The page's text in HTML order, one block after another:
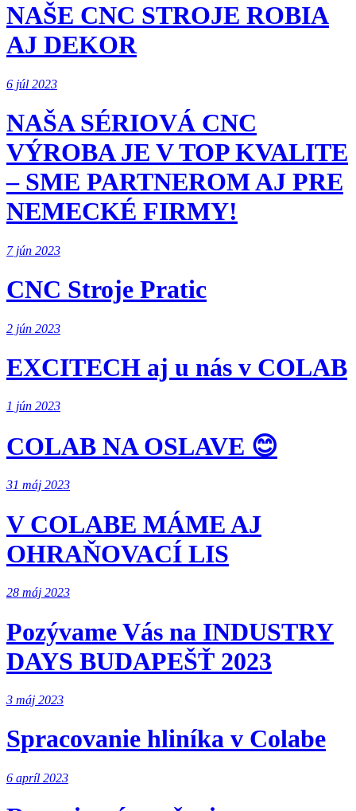
NAŠE CNC STROJE ROBIA
AJ DEKOR
6 júl 2023
NAŠA SÉRIOVÁ CNC
VÝROBA JE V TOP KVALITE
– SME PARTNEROM AJ PRE
NEMECKÉ FIRMY!
7 jún 2023
CNC Stroje Pratic
2 jún 2023
EXCITECH aj u nás v COLAB
1 jún 2023
COLAB NA OSLAVE 😊
31 máj 2023
V COLABE MÁME AJ
OHRAŇOVACÍ LIS
28 máj 2023
Pozývame Vás na INDUSTRY
DAYS BUDAPEŠŤ 2023
3 máj 2023
Spracovanie hliníka v Colabe
6 apríl 2023